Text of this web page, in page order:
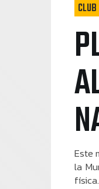
CLUB
Este
la
física.